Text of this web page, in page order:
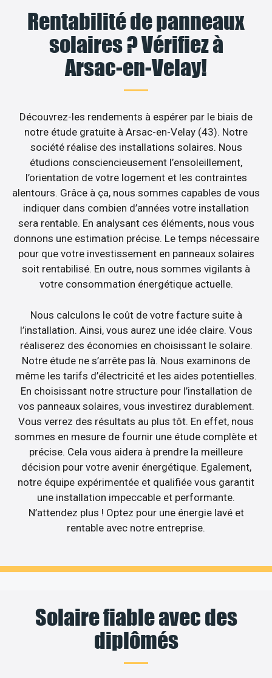
Rentabilité de panneaux
solaires ? Vérifiez à
Arsac-en-Velay!
Découvrez-les rendements à espérer par le biais de
notre étude gratuite à Arsac-en-Velay (43). Notre
société réalise des installations solaires. Nous
étudions consciencieusement l’ensoleillement,
l’orientation de votre logement et les contraintes
alentours. Grâce à ça, nous sommes capables de vous
indiquer dans combien d’années votre installation
sera rentable. En analysant ces éléments, nous vous
donnons une estimation précise. Le temps nécessaire
pour que votre investissement en panneaux solaires
soit rentabilisé. En outre, nous sommes vigilants à
votre consommation énergétique actuelle.
Nous calculons le coût de votre facture suite à
l’installation. Ainsi, vous aurez une idée claire. Vous
réaliserez des économies en choisissant le solaire.
Notre étude ne s’arrête pas là. Nous examinons de
même les tarifs d’électricité et les aides potentielles.
En choisissant notre structure pour l’installation de
vos panneaux solaires, vous investirez durablement.
Vous verrez des résultats au plus tôt. En effet, nous
sommes en mesure de fournir une étude complète et
précise. Cela vous aidera à prendre la meilleure
décision pour votre avenir énergétique. Egalement,
notre équipe expérimentée et qualifiée vous garantit
une installation impeccable et performante.
N’attendez plus ! Optez pour une énergie lavé et
rentable avec notre entreprise.
Solaire fiable avec des
diplômés